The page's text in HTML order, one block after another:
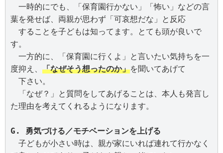
一時的にでも、「保育園行かない」「怖い」などの言
葉を発せば、両親が思わず「可哀想だな」と反応
することを子どもは知ってます。とても頭が良いで
す。
一方的に、「保育園に行くよ」と言いたい気持ちを一
度抑え、 「なぜそう想ったのか」を聞いてあげて
下さい。
「なぜ？」と質問をしてあげることは、本人も発言し
G. 勇気づける／モチベーションを上げる
子どもが小さい時は、親が家にいれば連れて行かなく